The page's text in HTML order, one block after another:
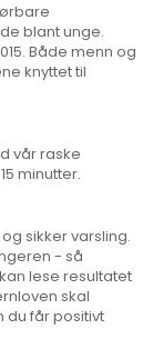
blant unge.
Både menn og
knyttet til
vår raske
minutter.
sikker varsling.
- så
lese resultatet
skal
du får positivt